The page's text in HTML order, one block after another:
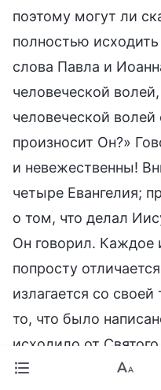
поэтому могут ли
полностью
слова Павла и
человеческой
человеческой
произносит Он?»
и невежественны!
четыре Евангелия;
о том, что делал
Он говорил. Каждое
попросту
излагается со
то, что было
исходило от
повествования